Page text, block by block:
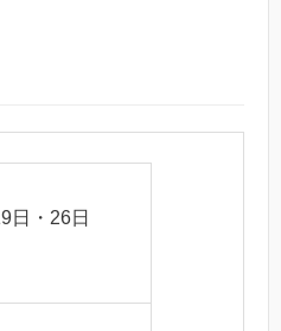
日・26日